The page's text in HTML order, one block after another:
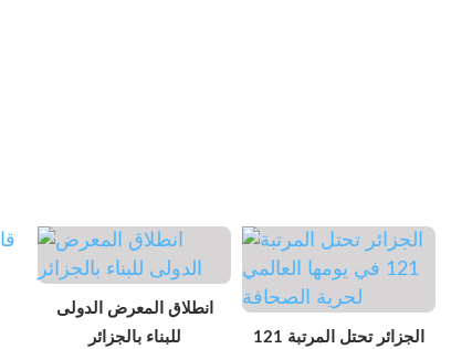
انطلاق المعرض الدولى
للبناء بالجزائر
الجزائر تحتل المرتبة 121